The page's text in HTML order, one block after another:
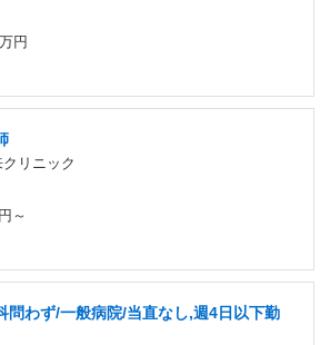
円
リニック
～
問わず/一般病院/当直なし,週4日以下勤